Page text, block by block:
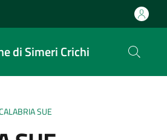
di Simeri Crichi
SUE